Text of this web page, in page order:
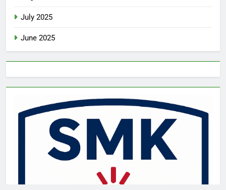
July 2025
June 2025